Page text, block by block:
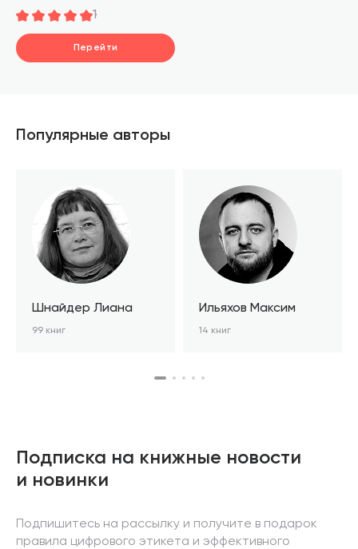
1
Перейти
Популярные авторы
Шнайдер Лиана
99 книг
Ильяхов Максим
14 книг
Подписка на книжные новости
и новинки
Подпишитесь на рассылку и получите в подарок
правила цифрового этикета и эффективного